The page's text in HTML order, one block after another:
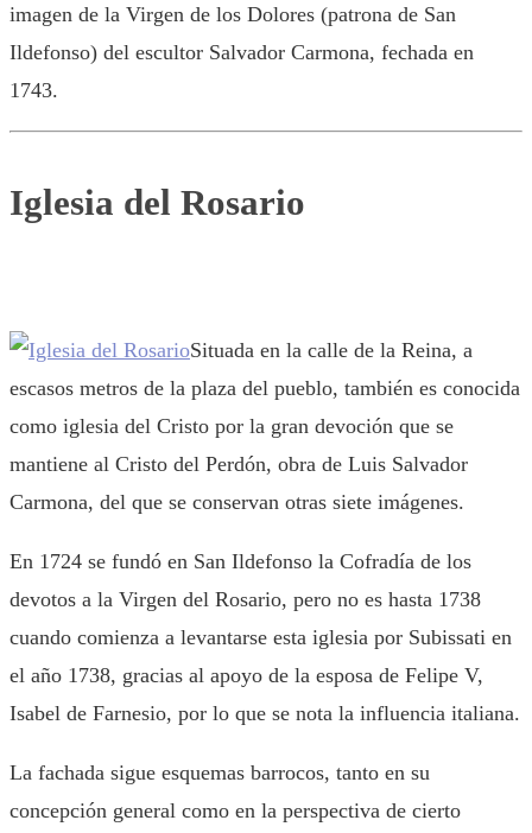
imagen de la Virgen de los Dolores (patrona de San
Ildefonso) del escultor Salvador Carmona, fechada en
1743.
Iglesia del Rosario
Situada en la calle de la Reina, a
escasos metros de la plaza del pueblo, también es conocida
como iglesia del Cristo por la gran devoción que se
mantiene al Cristo del Perdón, obra de Luis Salvador
Carmona, del que se conservan otras siete imágenes.
En 1724 se fundó en San Ildefonso la Cofradía de los
devotos a la Virgen del Rosario, pero no es hasta 1738
cuando comienza a levantarse esta iglesia por Subissati en
el año 1738, gracias al apoyo de la esposa de Felipe V,
Isabel de Farnesio, por lo que se nota la influencia italiana.
La fachada sigue esquemas barrocos, tanto en su
concepción general como en la perspectiva de cierto